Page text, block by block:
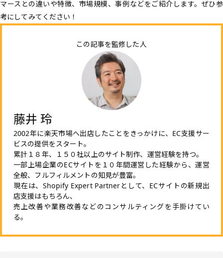
マースとの違いや特徴、市場規模、事例などをご紹介します。ぜひ参
考にしてみてください！
この記事を監修した人
藤井 玲
2002年に楽天市場へ出店したことをきっかけに、EC支援サー
ビスの提供をスタート。
累計１８年、１５０社以上のサイト制作、運営経験を持つ。
一部上場企業のECサイトを１０年間運営した経験から、運営
全般、フルフィルメントの知見が豊富。
現在は、Shopify Expert Partnerとして、ECサイトの新規出
店支援はもちろん、
売上改善や業務改善などのコンサルティングを手掛けてい
る。